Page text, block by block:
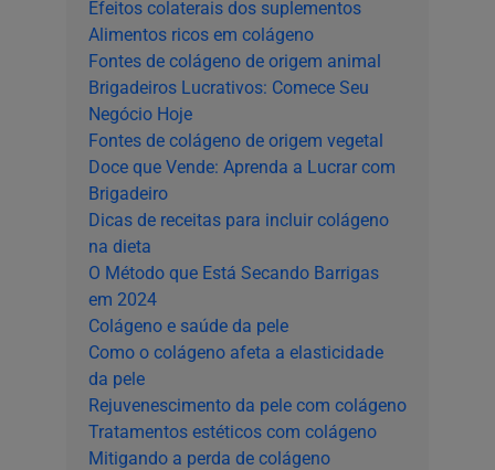
Efeitos colaterais dos suplementos
Alimentos ricos em colágeno
Fontes de colágeno de origem animal
Brigadeiros Lucrativos: Comece Seu
Negócio Hoje
Fontes de colágeno de origem vegetal
Doce que Vende: Aprenda a Lucrar com
Brigadeiro
Dicas de receitas para incluir colágeno
na dieta
O Método que Está Secando Barrigas
em 2024
Colágeno e saúde da pele
Como o colágeno afeta a elasticidade
da pele
Rejuvenescimento da pele com colágeno
Tratamentos estéticos com colágeno
Mitigando a perda de colágeno